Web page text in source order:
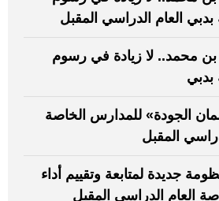
العام الدراسي المقبل
بن محمد.. لا زيادة في رسوم
بدبي
الجودة» للمدارس الخاصة
المقبل
جديدة لمتابعة وتقييم أداء
العام الدراسي المقبل